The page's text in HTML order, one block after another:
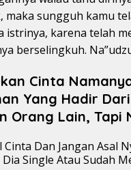
maka sungguh kamu
istrinya, karena telah
berselingkuh.
Cinta
Yang Hadir
Orang Lain, Tapi